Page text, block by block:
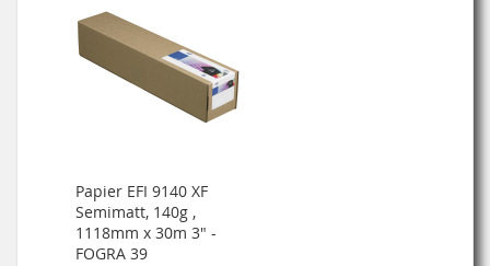
Papier EFI 9140 XF
Semimatt, 140g ,
1118mm x 30m 3" -
FOGRA 39